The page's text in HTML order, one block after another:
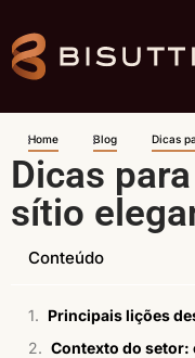
Home Blog Dicas
Dicas
sítio
Conteúdo
Principais lições